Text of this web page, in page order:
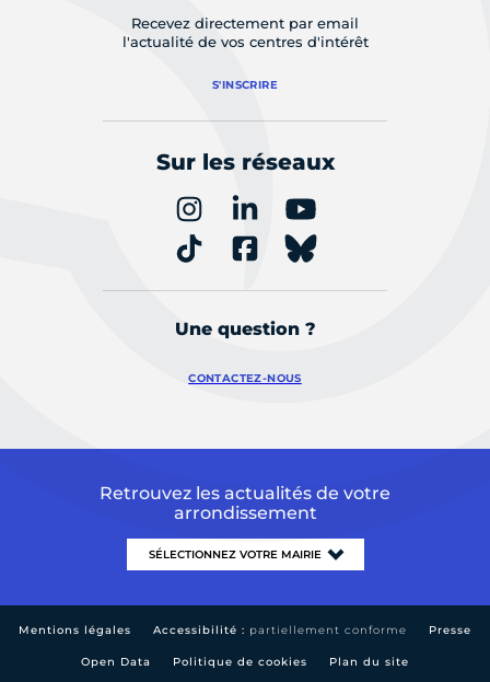
Recevez directement par email
l'actualité de vos centres d'intérêt
S'INSCRIRE
Sur les réseaux
Une question ?
CONTACTEZ-NOUS
Retrouvez les actualités de votre
arrondissement
Mentions légales Accessibilité : partiellement conforme Presse
Open Data Politique de cookies Plan du site